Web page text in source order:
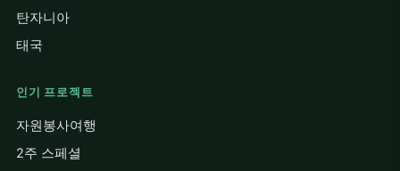
탄자니아
태국
인기 프로젝트
자원봉사여행
2주 스페셜